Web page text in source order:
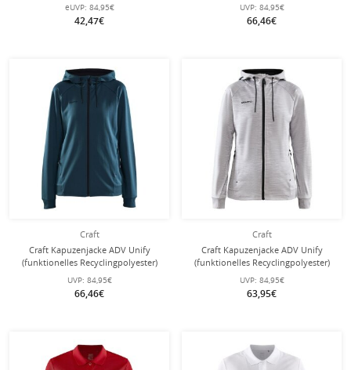
eUVP: 84,95€
42,47€
UVP: 84,95€
66,46€
Craft
Craft Kapuzenjacke ADV Unify
(funktionelles Recyclingpolyester)
tealblau Damen
UVP: 84,95€
66,46€
Craft
Craft Kapuzenjacke ADV Unify
(funktionelles Recyclingpolyester)
hellgrau Damen
UVP: 84,95€
63,95€